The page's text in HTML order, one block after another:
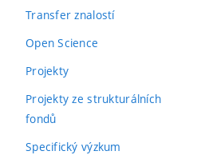
Transfer znalostí
Open Science
Projekty
Projekty ze strukturálních
fondů
Specifický výzkum